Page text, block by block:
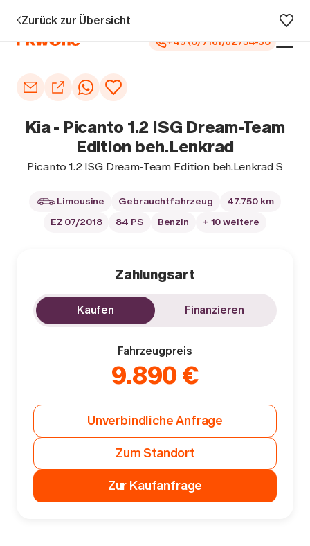
+49 (0) 7161/62754-30
Auto kaufen
Autoankauf
Finanzierung
Inzahlungnahme
Informieren
Zurück zur Übersicht
Kia - Picanto 1.2 ISG Dream-Team
Edition beh.Lenkrad
Picanto 1.2 ISG Dream-Team Edition beh.Lenkrad S
Limousine Gebrauchtfahrzeug
47.750 km
EZ 07/2018
84 PS Benzin + 10 weitere
Zahlungsart
Kaufen Finanzieren
Fahrzeugpreis
9.890 €
Unverbindliche Anfrage
Zum Standort
Zur Kaufanfrage